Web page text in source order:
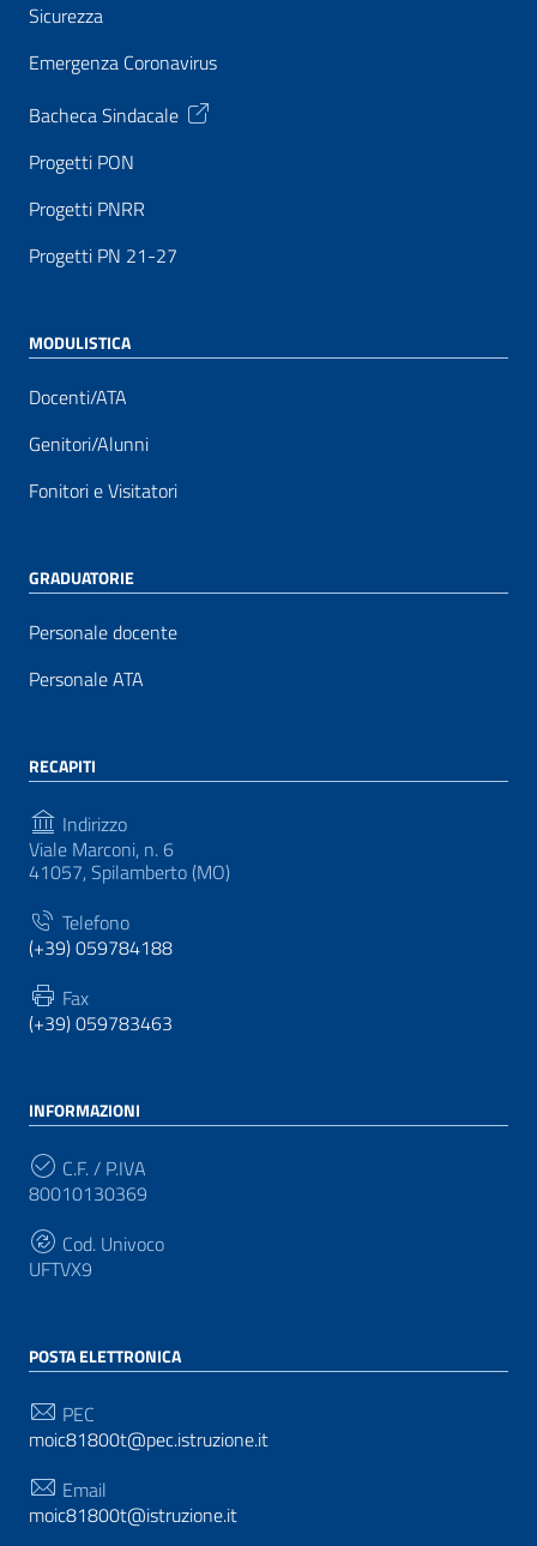
Sicurezza
Emergenza Coronavirus
Bacheca Sindacale
Progetti PON
Progetti PNRR
Progetti PN 21-27
MODULISTICA
Docenti/ATA
Genitori/Alunni
Fonitori e Visitatori
GRADUATORIE
Personale docente
Personale ATA
RECAPITI
Indirizzo
Viale Marconi, n. 6
41057, Spilamberto (MO)
Telefono
(+39) 059784188
Fax
(+39) 059783463
INFORMAZIONI
C.F. / P.IVA
80010130369
Cod. Univoco
UFTVX9
POSTA ELETTRONICA
PEC
moic81800t@pec.istruzione.it
Email
moic81800t@istruzione.it